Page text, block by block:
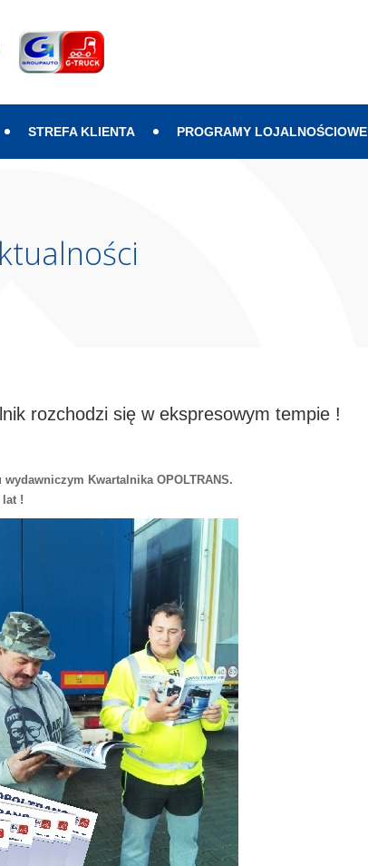
STREFA KLIENTA PROGRAMY LOJALNOŚCIOWE
rozchodzi się w ekspresowym tempie !
Kwartalnika OPOLTRANS.
!